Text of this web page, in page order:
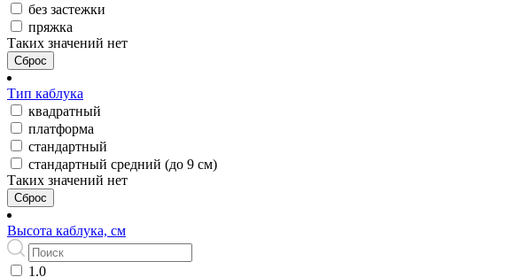
без застежки
пряжка
Таких значений нет
Сброс
Тип каблука
квадратный
платформа
стандартный
стандартный средний (до 9 см)
Таких значений нет
Сброс
Высота каблука, см
1.0